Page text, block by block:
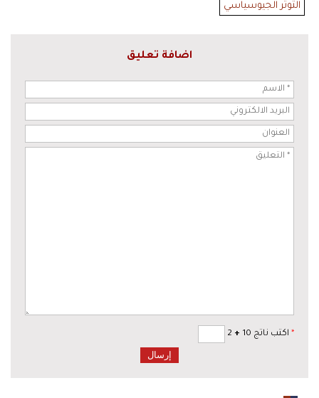
التوتر الجيوسياسي
اضافة تعليق
* اكتب ناتج 10 +